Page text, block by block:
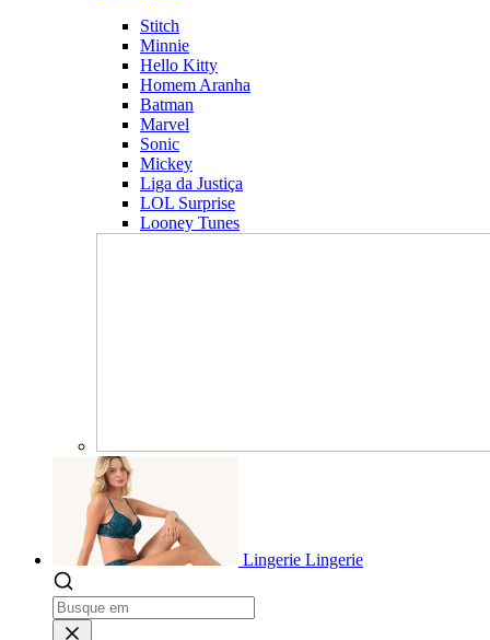
Stitch
Minnie
Hello Kitty
Homem Aranha
Batman
Marvel
Sonic
Mickey
Liga da Justiça
LOL Surprise
Looney Tunes
Lingerie Lingerie